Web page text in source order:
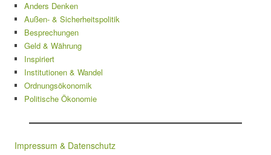
Anders Denken
Außen- & Sicherheitspolitik
Besprechungen
Geld & Währung
Inspiriert
Institutionen & Wandel
Ordnungsökonomik
Politische Ökonomie
Impressum & Datenschutz